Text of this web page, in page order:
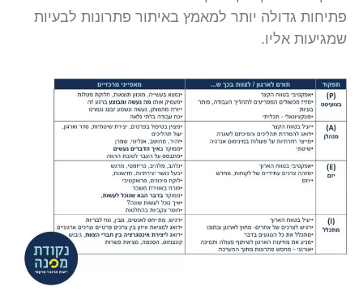
פתיחות גדולה יותר למאמץ באיתור פתרונות לבעיות
שמגיעות אליו.